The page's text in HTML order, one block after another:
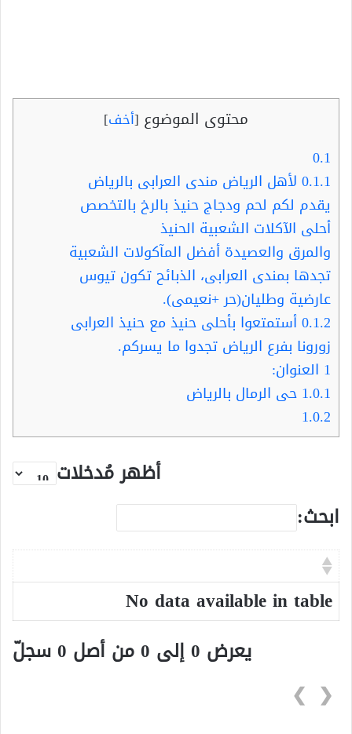
محتوى الموضوع [أخف]
0.1
0.1.1 لأهل الرياض مندى العرابى بالرياض
يقدم لكم لحم ودجاج حنيذ بالرخ بالتخصص
أحلى الآكلات الشعبية الحنيذ
والمرق والعصيدة أفضل المآكولات الشعبية
تجدها بمندى العرابى، الذبائح تكون تيوس
عارضية وطليان(حر +نعيمى).
0.1.2أستمتعوا بأحلى حنيذ مع حنيذ العرابى
زورونا بفرع الرياض تجدوا ما يسركم.
1 العنوان:
1.0.1 حى الرمال بالرياض
1.0.2
أظهر مُدخلات
ابحث:
No data available in table
يعرض 0 إلى 0 من أصل 0 سجلّ
❮
❯